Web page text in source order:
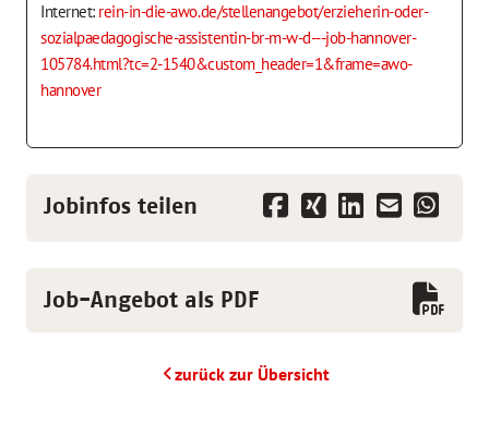
Internet: rein-in-die-awo.de/stellenangebot/erzieherin-oder-
sozialpaedagogische-assistentin-br-m-w-d---job-hannover-
105784.html?tc=2-1540&custom_header=1&frame=awo-
hannover
Jobinfos teilen
Job-Angebot als PDF
zurück zur Übersicht